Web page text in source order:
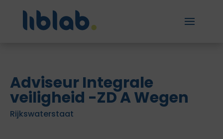
Adviseur Integrale
veiligheid -ZD A Wegen
Rijkswaterstaat